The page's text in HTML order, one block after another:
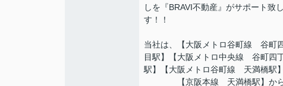
しを『BRAVI不動産』がサポート致
す！！
当社は、【大阪メトロ谷町線 谷町
目駅】【大阪メトロ中央線 谷町四
駅】【大阪メトロ谷町線 天満橋駅】
【京阪本線 天満橋駅】か